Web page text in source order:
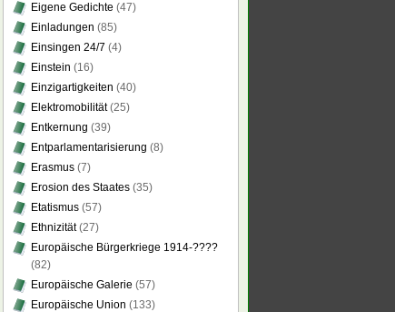
Eigene Gedichte (47)
Einladungen (85)
Einsingen 24/7 (4)
Einstein (16)
Einzigartigkeiten (40)
Elektromobilität(25)
Entkernung (39)
Entparlamentarisierung (8)
Erasmus (7)
Erosion des Staates (35)
Etatismus (57)
Ethnizität(27)
Europäische Bürgerkriege 1914-????
(82)
Europäische Galerie (57)
Europäische Union (133)